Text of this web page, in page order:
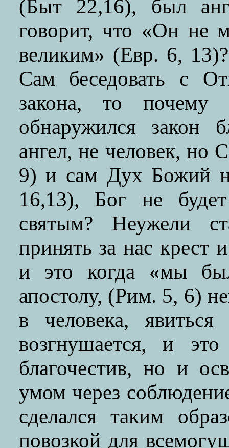
(Быт 22,16), был
говорит, что «Он не
великим» (Евр. 6,
Сам беседовать с
закона, то почему
обнаружился закон
ангел, не человек, но
9) и сам Дух Божий
16,13), Бог не
святым? Неужели
принять за нас крест
и это когда «мы
апостолу, (Рим. 5, 6)
в человека,
возгнушается, и
благочестив, но и
умом через
сделался таким
повозкой для